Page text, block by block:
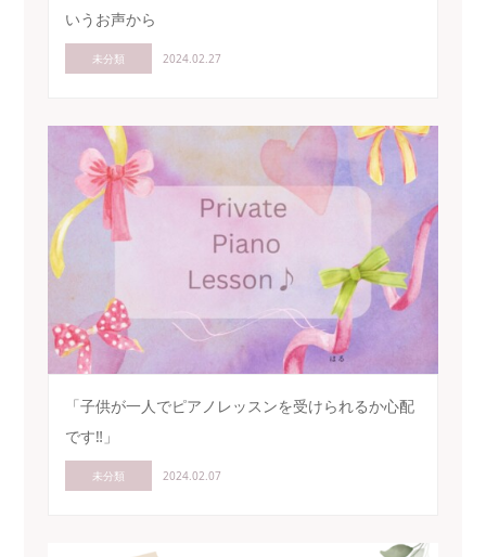
いうお声から
未分類 2024.02.27
「子供が一人でピアノレッスンを受けられるか心配
です‼」
未分類 2024.02.07